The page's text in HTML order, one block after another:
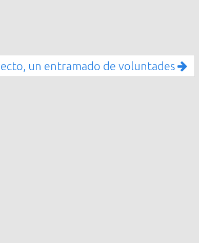
un entramado de voluntades